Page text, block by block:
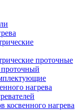
проточные
проточный
нагрева
косвенного нагрева